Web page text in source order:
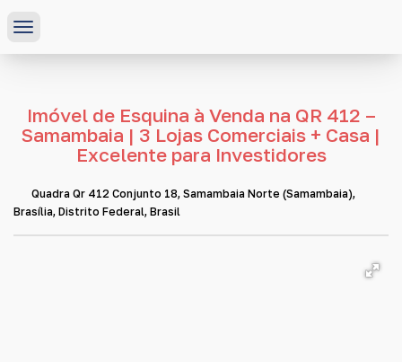
Imóvel de Esquina à Venda na QR 412 –
Samambaia | 3 Lojas Comerciais + Casa |
Excelente para Investidores
Quadra Qr 412 Conjunto 18, Samambaia Norte (Samambaia),
Brasília, Distrito Federal, Brasil